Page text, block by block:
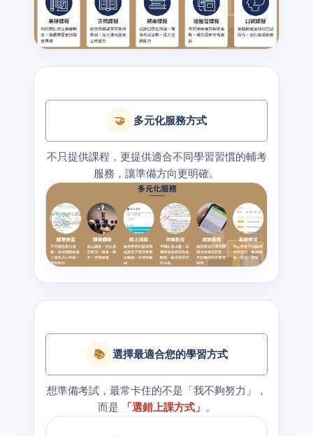
🤝 多元化服務方式
不只提供課程，更提供適合不同學習習慣的輔考
服務，讓準備方向更明確。
📚 選擇最適合您的學習方式
想準備考試，最常卡住的不是「我不夠努力」，
而是
「選錯上課方式」 。